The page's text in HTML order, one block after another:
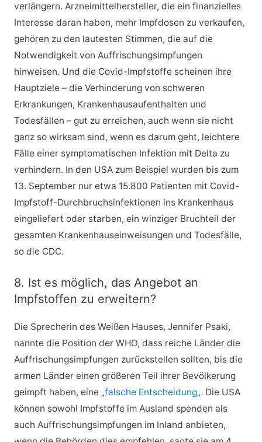
verlängern. Arzneimittelhersteller, die ein finanzielles
Interesse daran haben, mehr Impfdosen zu verkaufen,
gehören zu den lautesten Stimmen, die auf die
Notwendigkeit von Auffrischungsimpfungen
hinweisen. Und die Covid-Impfstoffe scheinen ihre
Hauptziele – die Verhinderung von schweren
Erkrankungen, Krankenhausaufenthalten und
Todesfällen – gut zu erreichen, auch wenn sie nicht
ganz so wirksam sind, wenn es darum geht, leichtere
Fälle einer symptomatischen Infektion mit Delta zu
verhindern. In den USA zum Beispiel wurden bis zum
13. September nur etwa 15.800 Patienten mit Covid-
Impfstoff-Durchbruchsinfektionen ins Krankenhaus
eingeliefert oder starben, ein winziger Bruchteil der
gesamten Krankenhauseinweisungen und Todesfälle,
so die CDC.
8. Ist es möglich, das Angebot an
Impfstoffen zu erweitern?
Die Sprecherin des Weißen Hauses, Jennifer Psaki,
nannte die Position der WHO, dass reiche Länder die
Auffrischungsimpfungen zurückstellen sollten, bis die
armen Länder einen größeren Teil ihrer Bevölkerung
geimpft haben, eine „falsche Entscheidung„. Die USA
können sowohl Impfstoffe im Ausland spenden als
auch Auffrischungsimpfungen im Inland anbieten,